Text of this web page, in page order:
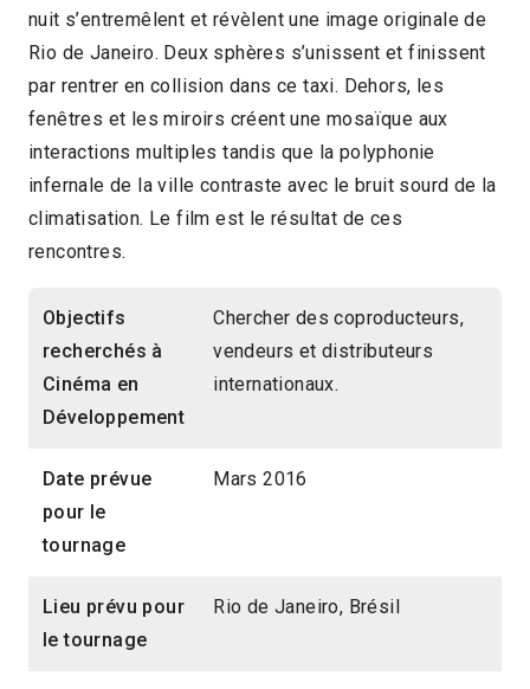
nuit s’entremêlent et révèlent une image originale de
Rio de Janeiro. Deux sphères s’unissent et finissent
par rentrer en collision dans ce taxi. Dehors, les
fenêtres et les miroirs créent une mosaïque aux
interactions multiples tandis que la polyphonie
infernale de la ville contraste avec le bruit sourd de la
climatisation. Le film est le résultat de ces
rencontres.
Objectifs
recherchés à
Cinéma en
Développement
Chercher des coproducteurs,
vendeurs et distributeurs
internationaux.
Date prévue
pour le
tournage
Mars 2016
Lieu prévu pour
le tournage
Rio de Janeiro, Brésil